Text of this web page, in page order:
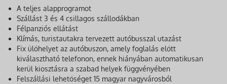
A teljes alapprogramot
Szállást 3 és 4 csillagos szállodákban
Félpanziós ellátást
Klímás, turistautakra tervezett autóbusszal utazást
Fix ülőhelyet az autóbuszon, amely foglalás előtt
kiválasztható telefonon, ennek hiányában automatikusan
kerül kiosztásra a szabad helyek függvényében
Felszállási lehetőséget 15 magyar nagyvárosból